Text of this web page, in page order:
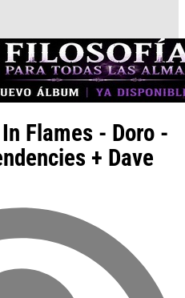
Flames - Doro -
+ Dave